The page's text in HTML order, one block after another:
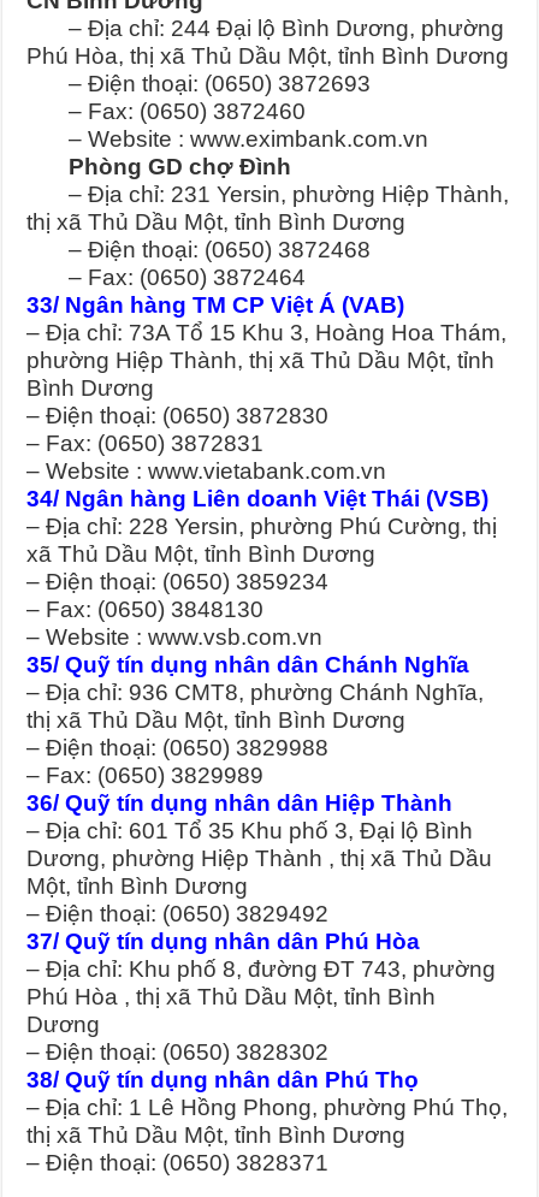
– Địa chỉ: 244 Đại lộ Bình Dương, phường
Phú Hòa, thị xã Thủ Dầu Một, tỉnh Bình Dương
– Điện thoại: (0650) 3872693
– Fax: (0650) 3872460
– Website : www.eximbank.com.vn
Phòng GD chợ Đình
– Địa chỉ: 231 Yersin, phường Hiệp Thành,
thị xã Thủ Dầu Một, tỉnh Bình Dương
– Điện thoại: (0650) 3872468
– Fax: (0650) 3872464
33/ Ngân hàng TM CP Việt Á (VAB)
– Địa chỉ: 73A Tổ 15 Khu 3, Hoàng Hoa Thám,
phường Hiệp Thành, thị xã Thủ Dầu Một, tỉnh
Bình Dương
– Điện thoại: (0650) 3872830
– Fax: (0650) 3872831
– Website : www.vietabank.com.vn
34/ Ngân hàng Liên doanh Việt Thái (VSB)
– Địa chỉ: 228 Yersin, phường Phú Cường, thị
xã Thủ Dầu Một, tỉnh Bình Dương
– Điện thoại: (0650) 3859234
– Fax: (0650) 3848130
– Website : www.vsb.com.vn
35/ Quỹ tín dụng nhân dân Chánh Nghĩa
– Địa chỉ: 936 CMT8, phường Chánh Nghĩa,
thị xã Thủ Dầu Một, tỉnh Bình Dương
– Điện thoại: (0650) 3829988
– Fax: (0650) 3829989
36/ Quỹ tín dụng nhân dân Hiệp Thành
– Địa chỉ: 601 Tổ 35 Khu phố 3, Đại lộ Bình
Dương, phường Hiệp Thành , thị xã Thủ Dầu
Một, tỉnh Bình Dương
– Điện thoại: (0650) 3829492
37/ Quỹ tín dụng nhân dân Phú Hòa
– Địa chỉ: Khu phố 8, đường ĐT 743, phường
Phú Hòa , thị xã Thủ Dầu Một, tỉnh Bình
Dương
– Điện thoại: (0650) 3828302
38/ Quỹ tín dụng nhân dân Phú Thọ
– Địa chỉ: 1 Lê Hồng Phong, phường Phú Thọ,
thị xã Thủ Dầu Một, tỉnh Bình Dương
– Điện thoại: (0650) 3828371